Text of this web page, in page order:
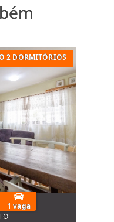
2 DORMITÓRIOS
1 vaga